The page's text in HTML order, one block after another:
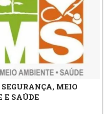
SEGURANÇA, MEIO
E SAÚDE